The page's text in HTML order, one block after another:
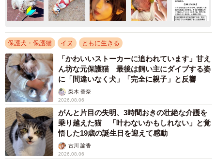
保護犬・保護猫 イヌ ともに生きる
「かわいいストーカーに追われています」甘え
ん坊な元保護猫 最後は飼い主にダイブする姿
に「間違いなく犬」「完全に親子」と反響
梨木 香奈
2026.08.06
がんと片目の失明、3時間おきの壮絶な介護を
乗り越えた猫 「叶わないかもしれない」と覚
悟した19歳の誕生日を迎えて感動
古川 諭香
2026.08.06